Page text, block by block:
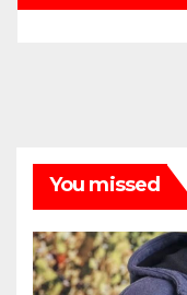
You missed